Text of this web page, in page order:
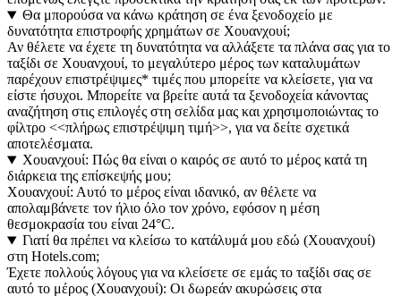
Θα μπορούσα να κάνω κράτηση σε ένα ξενοδοχείο με
δυνατότητα επιστροφής χρημάτων σε Χουανχουί;
Αν θέλετε να έχετε τη δυνατότητα να αλλάξετε τα πλάνα σας για το
ταξίδι σε Χουανχουί, το μεγαλύτερο μέρος των καταλυμάτων
παρέχουν επιστρέψιμες* τιμές που μπορείτε να κλείσετε, για να
είστε ήσυχοι. Μπορείτε να βρείτε αυτά τα ξενοδοχεία κάνοντας
αναζήτηση στις επιλογές στη σελίδα μας και χρησιμοποιώντας το
φίλτρο <<πλήρως επιστρέψιμη τιμή>>, για να δείτε σχετικά
αποτελέσματα.
Χουανχουί: Πώς θα είναι ο καιρός σε αυτό το μέρος κατά τη
διάρκεια της επίσκεψής μου;
Χουανχουί: Αυτό το μέρος είναι ιδανικό, αν θέλετε να
απολαμβάνετε τον ήλιο όλο τον χρόνο, εφόσον η μέση
θεσμοκρασία του είναι 24°C.
Γιατί θα πρέπει να κλείσω το κατάλυμά μου εδώ (Χουανχουί)
στη Hotels.com;
Έχετε πολλούς λόγους για να κλείσετε σε εμάς το ταξίδι σας σε
αυτό το μέρος (Χουανχουί): Οι δωρεάν ακυρώσεις στα